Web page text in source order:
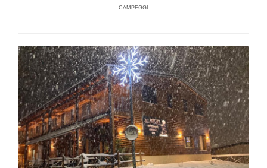
Amandola
Country House La Querceta di Marnacchia
COUNTRY HOUSE
CAMPEGGI